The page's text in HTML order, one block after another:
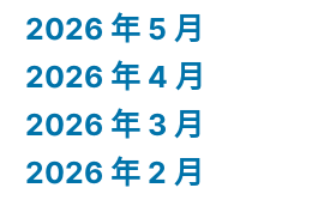
2026 年 5 月
2026 年 4 月
2026 年 3 月
2026 年 2 月